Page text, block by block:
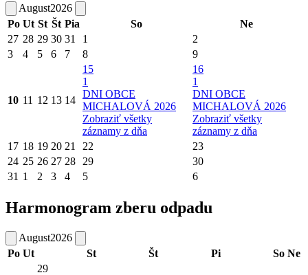
August2026
Po Ut St Št Pia So
Ne
27 28 29 30 31 1
2
3
4 5 6 7 8 9
10 11 12 13 14
15
1
DNI OBCE
MICHALOVÁ 2026
Zobraziť všetky
záznamy z dňa
16
1
DNI OBCE
MICHALOVÁ 2026
Zobraziť všetky
záznamy z dňa
17 18 19 20 21 22
23
24 25 26 27 28 29
30
31 1 2 3 4 5 6
Harmonogram zberu odpadu
August2026
Po Ut St Št Pi So Ne
29